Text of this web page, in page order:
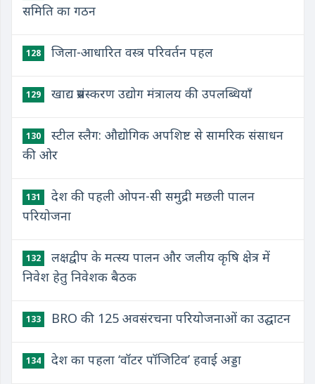
समिति का गठन
128 जिला-आधारित वस्त्र परिवर्तन पहल
129 खाद्य प्रसंस्करण उद्योग मंत्रालय की उपलब्धियाँ
130
स्टील स्लैग: औद्योगिक अपशिष्ट से सामरिक संसाधन
की ओर
131
देश की पहली ओपन-सी समुद्री मछली पालन
परियोजना
132
लक्षद्वीप के मत्स्य पालन और जलीय कृषि क्षेत्र में
निवेश हेतु निवेशक बैठक
133 BRO की 125 अवसंरचना परियोजनाओं का उद्घाटन
134 देश का पहला ‘वॉटर पॉजिटिव’ हवाई अड्डा